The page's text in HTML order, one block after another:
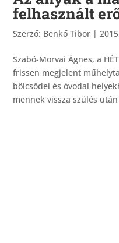
felhasznált
Szerző: Benkő Tibor |
Szabó-Morvai Ágnes, a
frissen megjelent
bölcsődei és óvodai
mennek vissza szülés